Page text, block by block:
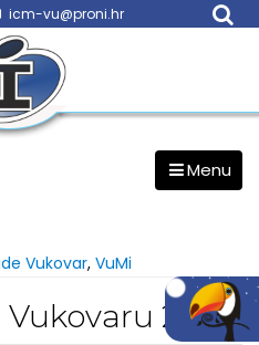
icm-vu@proni.hr
Menu
Vukovar, VuMi
2018